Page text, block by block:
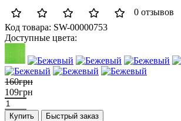
0 отзывов
Код товара: SW-00000753
Доступные цвета:
160грн
109грн
Купить Быстрый заказ